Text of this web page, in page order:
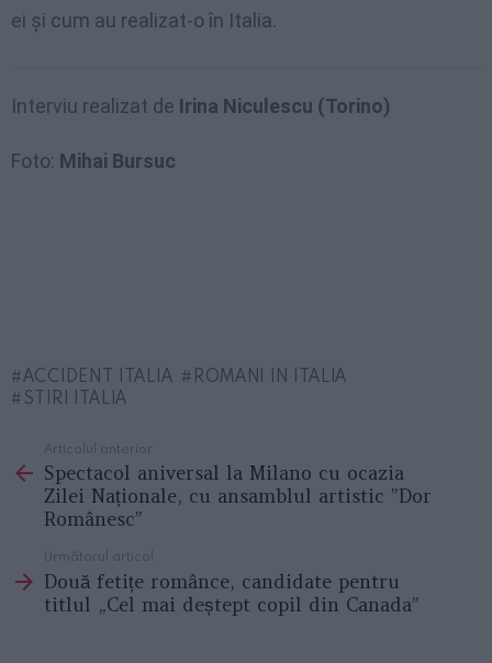
ei și cum au realizat-o în Italia.
Interviu realizat de Irina Niculescu (Torino)
Foto: Mihai Bursuc
ACCIDENT ITALIA
ROMANI IN ITALIA
STIRI ITALIA
more
Articolul anterior
Spectacol aniversal la Milano cu ocazia
Zilei Naționale, cu ansamblul artistic ”Dor
Românesc”
Următorul articol
Două fetițe românce, candidate pentru
titlul „Cel mai deștept copil din Canada”